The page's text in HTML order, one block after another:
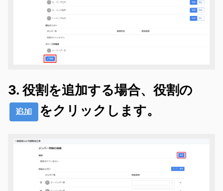
3. 役割を追加する場合、役割の
をクリックします。